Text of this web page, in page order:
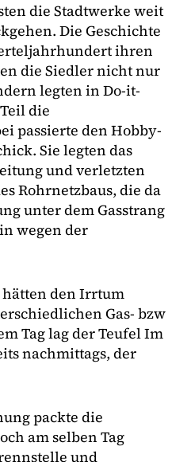
die Stadtwerke weit
Die Geschichte
ihren
die Siedler nicht nur
legten in Do-it-
die
passierte den Hobby-
Sie legten das
und verletzten
Rohrnetzbaus, die da
unter dem Gasstrang
wegen der
hätten den Irrtum
Gas- bzw
Tag lag der Teufel Im
nachmittags, der
packte die
am selben Tag
und